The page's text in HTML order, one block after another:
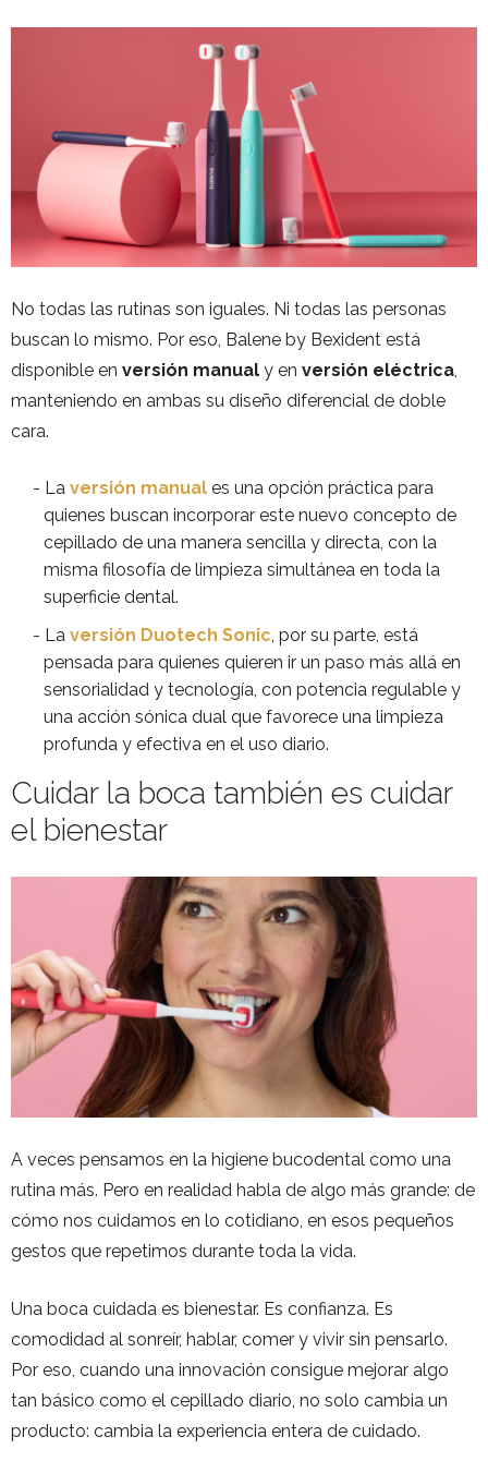
No todas las rutinas son iguales. Ni todas las personas
buscan lo mismo. Por eso, Balene by Bexident está
disponible en versión manual y en versión eléctrica,
manteniendo en ambas su diseño diferencial de doble
cara.
La versión manual es una opción práctica para
quienes buscan incorporar este nuevo concepto de
cepillado de una manera sencilla y directa, con la
misma filosofía de limpieza simultánea en toda la
superficie dental.
La versión Duotech Sonic, por su parte, está
pensada para quienes quieren ir un paso más allá en
sensorialidad y tecnología, con potencia regulable y
una acción sónica dual que favorece una limpieza
profunda y efectiva en el uso diario.
Cuidar la boca también es cuidar
el bienestar
A veces pensamos en la higiene bucodental como una
rutina más. Pero en realidad habla de algo más grande: de
cómo nos cuidamos en lo cotidiano, en esos pequeños
gestos que repetimos durante toda la vida.
Una boca cuidada es bienestar. Es confianza. Es
comodidad al sonreír, hablar, comer y vivir sin pensarlo.
Por eso, cuando una innovación consigue mejorar algo
tan básico como el cepillado diario, no solo cambia un
producto: cambia la experiencia entera de cuidado.